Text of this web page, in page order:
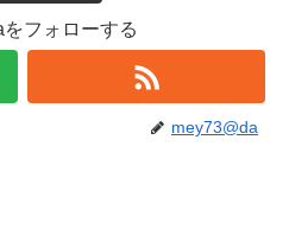
フォローする
mey73@da